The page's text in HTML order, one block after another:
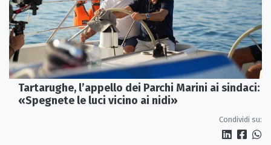
Tartarughe, l’appello dei Parchi Marini ai sindaci:
«Spegnete le luci vicino ai nidi»
Condividi su: